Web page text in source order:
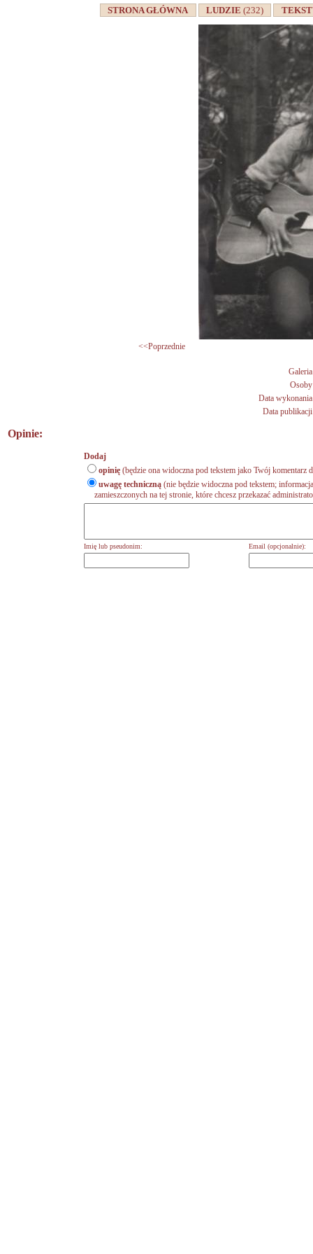
STRONA GŁÓWNA LUDZIE(232)
<<Poprzednie
Data
Data
Opinie:
Dodaj
opinię (będzie ona widoczna pod tekstem jako Twój komentarz
uwagę techniczną (nie będzie widoczna pod tekstem;
zamieszczonych na tej stronie, które chcesz przekazać
Imię lub pseudonim: Email (opcjonalnie):